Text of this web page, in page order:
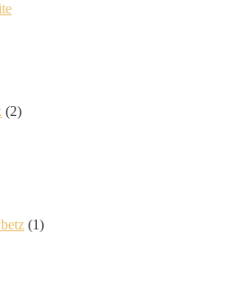
(2)
(1)